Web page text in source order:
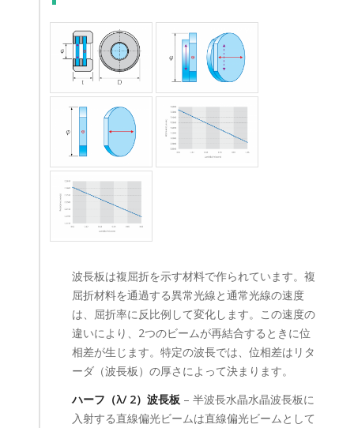
波長板は複屈折を示す材料で作られています。複
屈折材料を通過する異常光線と通常光線の速度
は、屈折率に反比例して変化します。この速度の
違いにより、2つのビームが再結合するときに位
相差が生じます。特定の波長では、位相差はリタ
ーダ（波長板）の厚さによって決まります。
ハーフ（λ/ 2）波長板 – 半波長水晶水晶波長板に
入射する直線偏光ビームは直線偏光ビームとして